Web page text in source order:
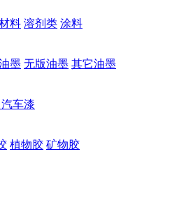
料 溶剂类 涂料
墨 无版油墨 其它油墨
车漆
植物胶 矿物胶